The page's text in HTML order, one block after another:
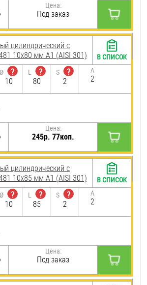
Цена:
Под заказ
цилиндрический с
10х80 мм А1 (AISI 301)
Ø
?
10
L
?
80
S
?
2
A
2
Цена:
245р. 77коп.
В СПИСОК
цилиндрический с
10х85 мм А1 (AISI 301)
Ø
?
10
L
?
85
S
?
2
A
2
Цена:
Под заказ
В СПИСОК